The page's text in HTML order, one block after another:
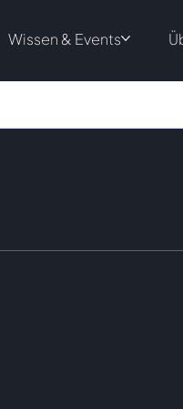
Wissen & Events